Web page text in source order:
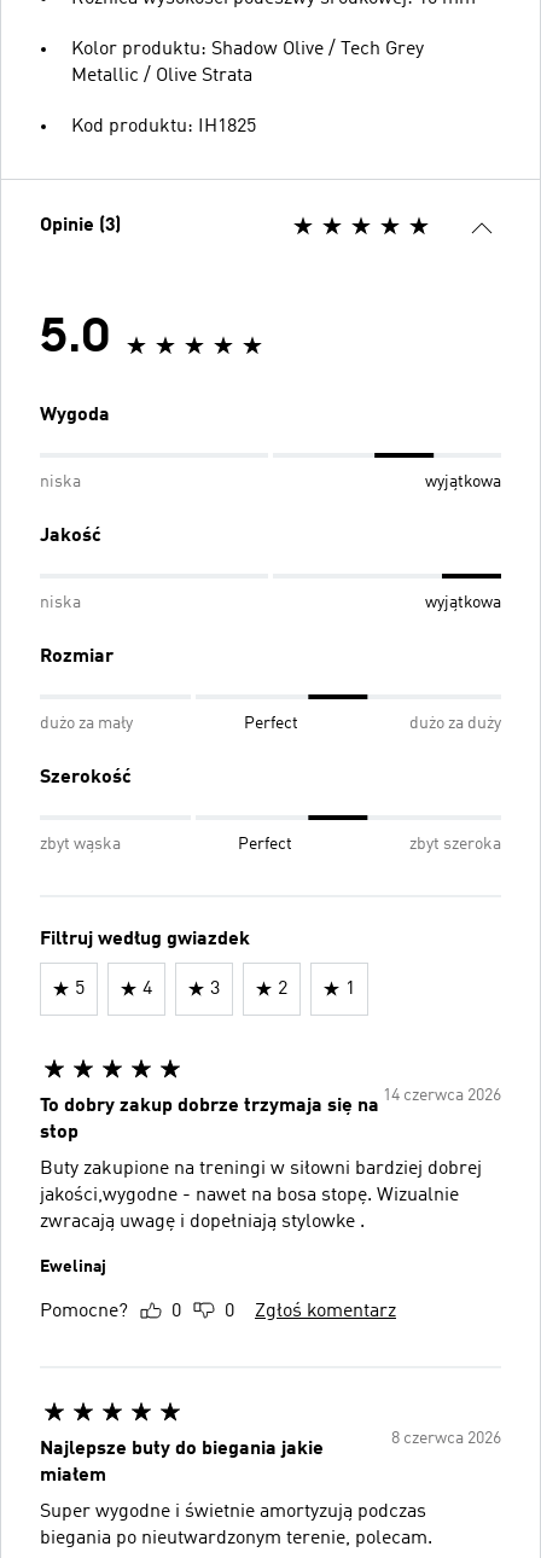
Kolor produktu: Shadow Olive / Tech Grey
Metallic / Olive Strata
Kod produktu: IH1825
Opinie (3)
5.0
Wygoda
niska wyjątkowa
Jakość
niska wyjątkowa
Rozmiar
dużo za mały Perfect dużo za duży
Szerokość
zbyt wąska Perfect zbyt szeroka
Filtruj według gwiazdek
5 4 3 2 1
14 czerwca 2026
To dobry zakup dobrze trzymaja się na
stop
Buty zakupione na treningi w siłowni bardziej dobrej
jakości,wygodne - nawet na bosa stopę. Wizualnie
zwracają uwagę i dopełniają stylowke .
Ewelinaj
Pomocne? 0 0 Zgłoś komentarz
8 czerwca 2026
Najlepsze buty do biegania jakie
miałem
Super wygodne i świetnie amortyzują podczas
biegania po nieutwardzonym terenie, polecam.